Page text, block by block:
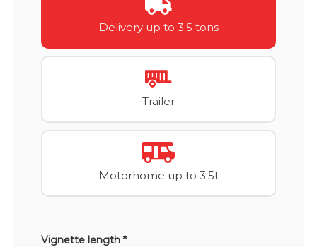
Delivery up to 3.5 tons
Trailer
Motorhome up to 3.5t
Vignette length *